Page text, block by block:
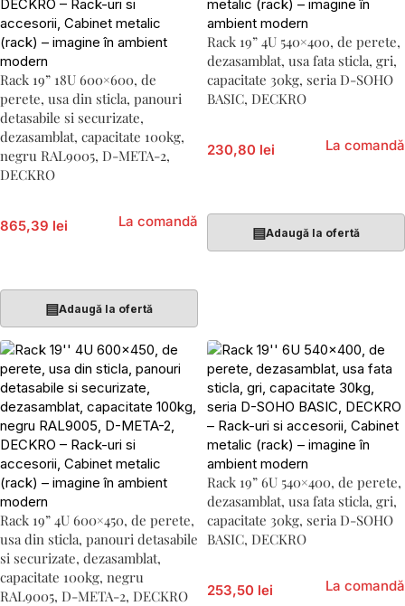
Rack 19” 18U 600×600, de
perete, usa din sticla, panouri
detasabile si securizate,
dezasamblat, capacitate 100kg,
negru RAL9005, D-META-2,
DECKRO
865,39 lei La comandă
▤Adaugă la ofertă
Rack 19” 4U 540×400, de perete,
dezasamblat, usa fata sticla, gri,
capacitate 30kg, seria D-SOHO
BASIC, DECKRO
230,80 lei La comandă
▤Adaugă la ofertă
Rack 19” 4U 600×450, de perete,
usa din sticla, panouri detasabile
si securizate, dezasamblat,
capacitate 100kg, negru
RAL9005, D-META-2, DECKRO
Rack 19” 6U 540×400, de perete,
dezasamblat, usa fata sticla, gri,
capacitate 30kg, seria D-SOHO
BASIC, DECKRO
253,50 lei La comandă